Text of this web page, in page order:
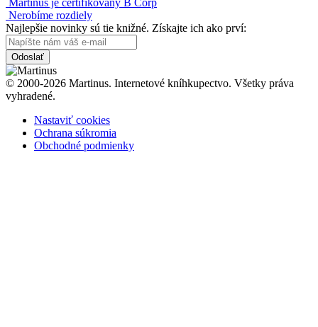
Martinus je certifikovaný B Corp
Nerobíme rozdiely
Najlepšie novinky sú tie knižné. Získajte ich ako prví:
Odoslať
© 2000-2026 Martinus. Internetové kníhkupectvo. Všetky práva
vyhradené.
Nastaviť cookies
Ochrana súkromia
Obchodné podmienky